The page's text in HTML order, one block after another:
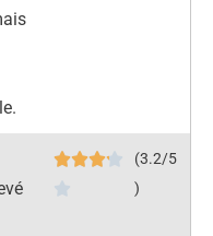
(3.2/5
)